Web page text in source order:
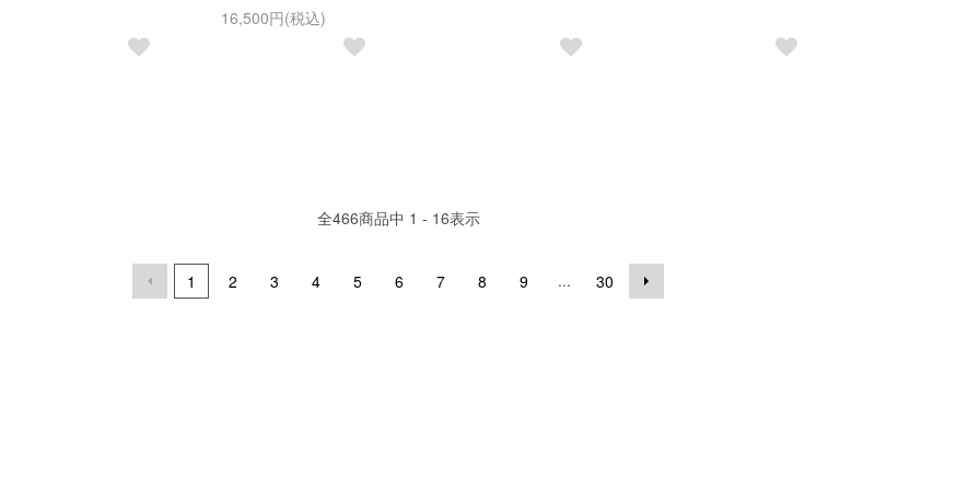
16,500円(税込)
全466商品中 1 - 16表示
1 2 3 4 5 6 7 8 9 ... 30